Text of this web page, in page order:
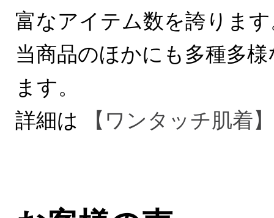
富なアイテム数を誇りま
当商品のほかにも多種多
ます。
詳細は
【ワンタッチ肌着】